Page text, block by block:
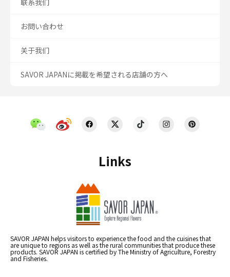
Links
SAVOR JAPAN helps visitors to experience the food and the cuisines that
are unique to regions as well as the rural communities that produce these
products. SAVOR JAPAN is certified by The Ministry of Agriculture, Forestry
and Fisheries.
联系我们
お問い合わせ
关于我们
SAVOR JAPANに掲載を希望される店舗の方へ